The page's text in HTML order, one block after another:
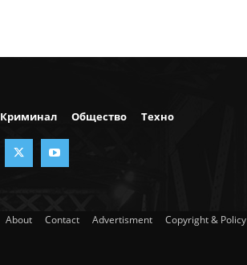
Криминал Общество Техно
About Contact Advertisment Copyright & Policy